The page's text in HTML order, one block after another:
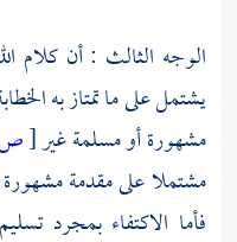
الوجه الثالث : أن كلام
يشتمل على ما تمتاز به
مشهورة أو مسلمة غير[
مشتملا على مقدمة
فأما الاكتفاء بمجرد